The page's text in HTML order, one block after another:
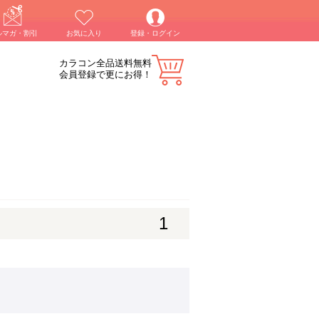
マガ・割引 お気に入り 登録・ログイン
カラコン全品送料無料
会員登録で更にお得！
1